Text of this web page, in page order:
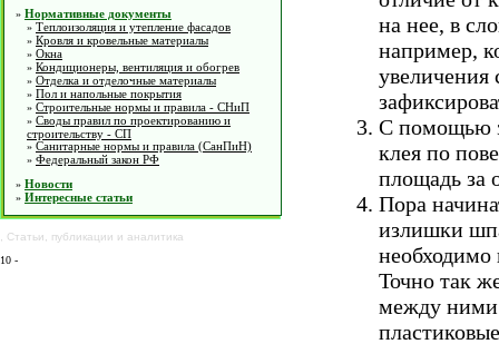
» Нормативные документы
» Теплоизоляция и утепление фасадов
» Кровля и кровельные материалы
» Окна
» Кондиционеры, вентиляция и обогрев
» Отделка и отделочные материалы
» Пол и напольные покрытия
» Строительные нормы и правила - СНиП
» Своды правил по проектированию и
строительству - СП
» Санитарные нормы и правила (СанПиН)
» Федеральный закон РФ
» Новости
» Интересные статьи
Статьи публикации и аналитика
10 -
на нее, в
например,
увеличения
С помощью
клея по
площадь за
Пора
излишки
необходимо
Точно так
между ними